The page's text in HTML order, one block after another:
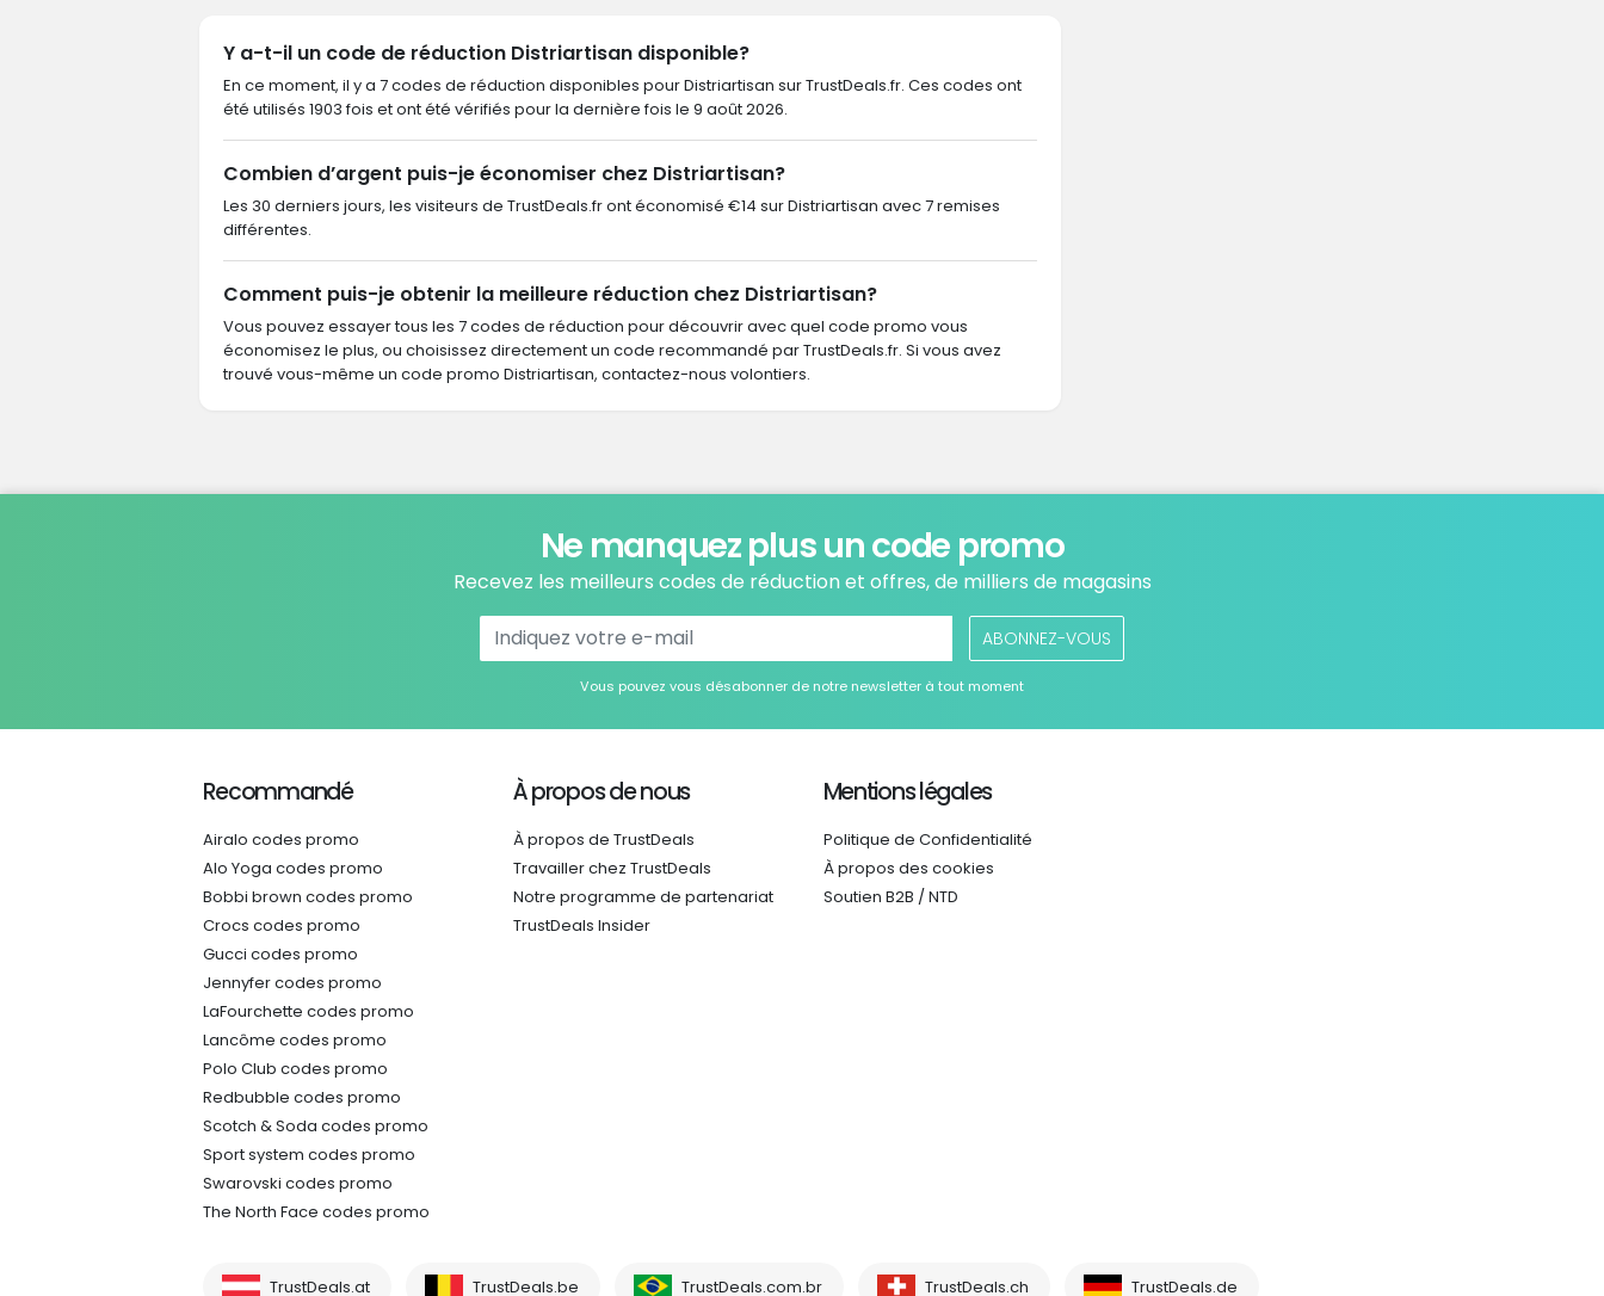
Y a-t-il un code de réduction Distriartisan disponible?
En ce moment, il y a 7 codes de réduction disponibles pour Distriartisan sur TrustDeals.fr. Ces codes ont
été utilisés 1903 fois et ont été vérifiés pour la dernière fois le 9 août 2026.
Combien d’argent puis-je économiser chez Distriartisan?
Les 30 derniers jours, les visiteurs de TrustDeals.fr ont économisé €14 sur Distriartisan avec 7 remises
différentes.
Comment puis-je obtenir la meilleure réduction chez Distriartisan?
Vous pouvez essayer tous les 7 codes de réduction pour découvrir avec quel code promo vous
économisez le plus, ou choisissez directement un code recommandé par TrustDeals.fr. Si vous avez
trouvé vous-même un code promo Distriartisan, contactez-nous volontiers.
Ne manquez plus un code promo
Recevez les meilleurs codes de réduction et offres, de milliers de magasins
ABONNEZ-VOUS
Vous pouvez vous désabonner de notre newsletter à tout moment
Recommandé
Airalo codes promo
Alo Yoga codes promo
Bobbi brown codes promo
Crocs codes promo
Gucci codes promo
Jennyfer codes promo
LaFourchette codes promo
Lancôme codes promo
Polo Club codes promo
Redbubble codes promo
Scotch & Soda codes promo
Sport system codes promo
Swarovski codes promo
The North Face codes promo
À propos de nous
À propos de TrustDeals
Travailler chez TrustDeals
Notre programme de partenariat
TrustDeals Insider
Mentions légales
Politique de Confidentialité
À propos des cookies
Soutien B2B / NTD
TrustDeals.at TrustDeals.be TrustDeals.com.br TrustDeals.ch TrustDeals.de